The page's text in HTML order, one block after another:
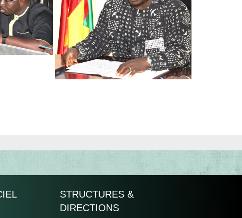
STRUCTURES &
DIRECTIONS